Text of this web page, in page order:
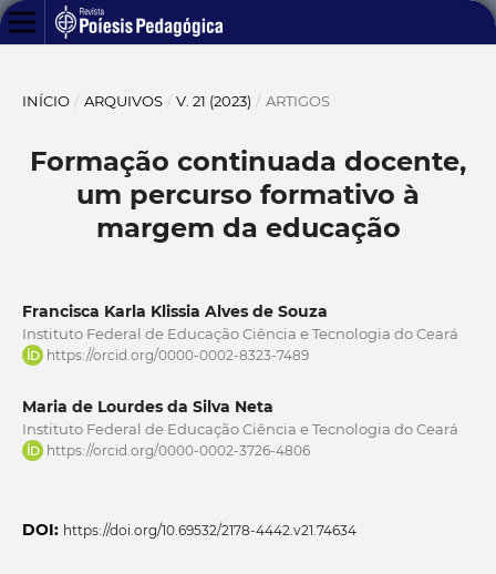
INÍCIO / ARQUIVOS / V. 21 (2023) / ARTIGOS
Formação continuada docente,
um percurso formativo à
margem da educação
Francisca Karla Klissia Alves de Souza
Instituto Federal de Educação Ciência e Tecnologia do Ceará
https://orcid.org/0000-0002-8323-7489
Maria de Lourdes da Silva Neta
Instituto Federal de Educação Ciência e Tecnologia do Ceará
https://orcid.org/0000-0002-3726-4806
DOI: https://doi.org/10.69532/2178-4442.v21.74634